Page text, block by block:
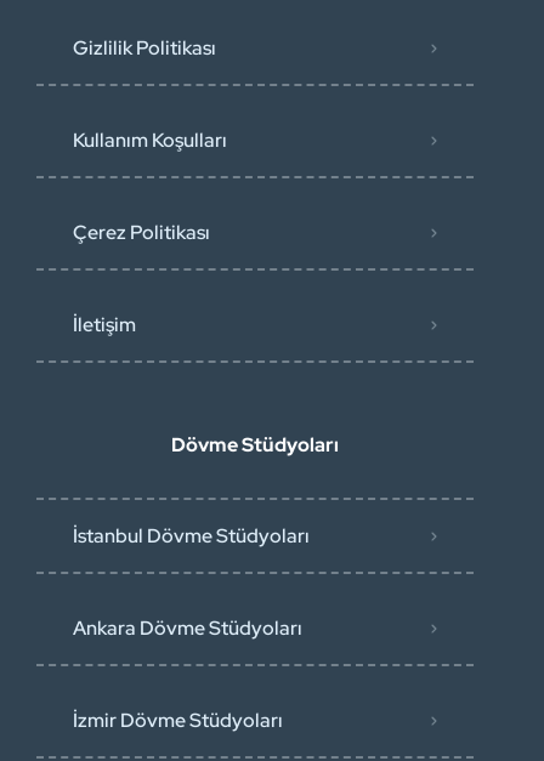
Gizlilik Politikası
Kullanım Koşulları
Çerez Politikası
İletişim
Dövme Stüdyoları
İstanbul Dövme Stüdyoları
Ankara Dövme Stüdyoları
İzmir Dövme Stüdyoları